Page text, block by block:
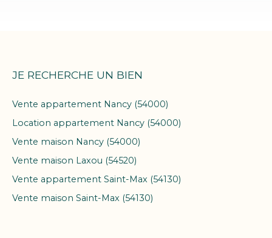
JE RECHERCHE UN BIEN
Vente appartement Nancy (54000)
Location appartement Nancy (54000)
Vente maison Nancy (54000)
Vente maison Laxou (54520)
Vente appartement Saint-Max (54130)
Vente maison Saint-Max (54130)